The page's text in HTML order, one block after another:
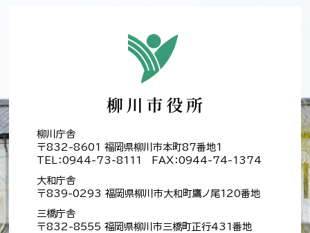
柳川庁舎
〒832-8601 福岡県柳川市本町87番地1
TEL：0944-73-8111 FAX：0944-74-1374
大和庁舎
〒839-0293 福岡県柳川市大和町鷹ノ尾120番地
三橋庁舎
〒832-8555 福岡県柳川市三橋町正行431番地